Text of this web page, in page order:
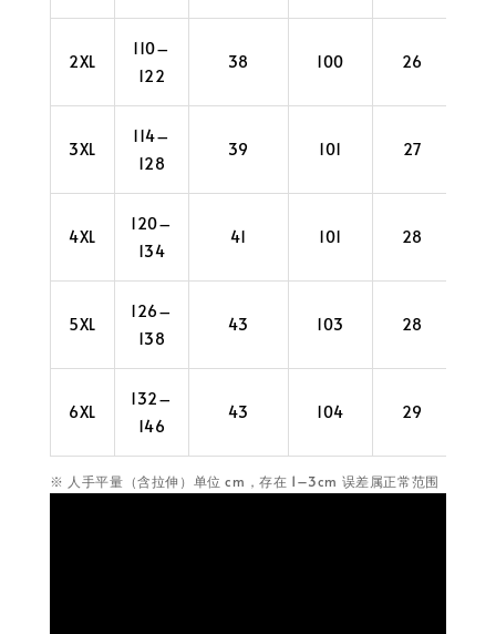
2XL
110–
122
38 100 26
3XL
114–
128
39 101 27
4XL
120–
134
41 101 28
5XL
126–
138
43 103 28
6XL
132–
146
43 104 29
※ 人手平量（含拉伸）单位 cm，存在 1–3cm 误差属正常范围